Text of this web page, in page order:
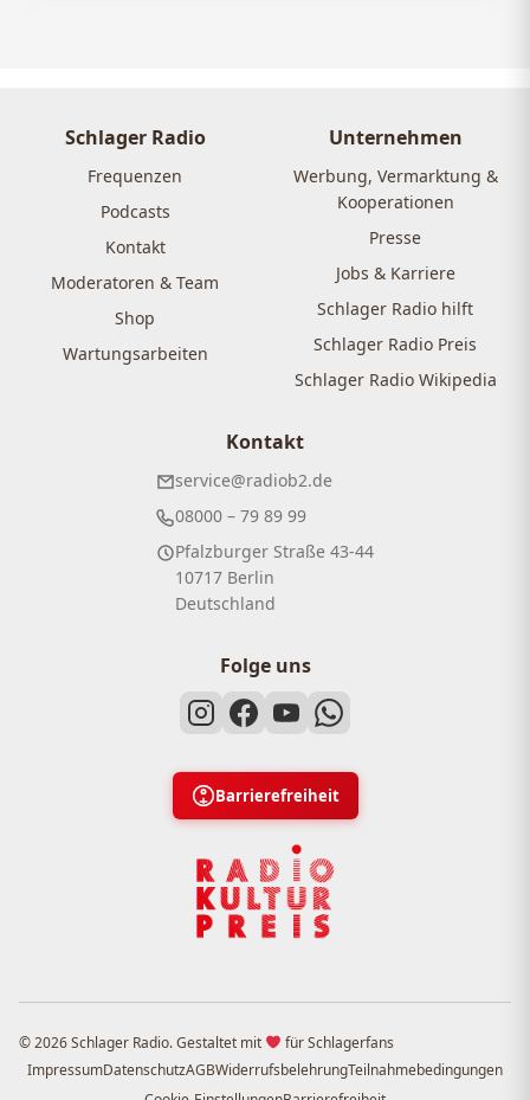
Schlager Radio
Frequenzen
Podcasts
Kontakt
Moderatoren & Team
Shop
Wartungsarbeiten
Unternehmen
Werbung, Vermarktung &
Kooperationen
Presse
Jobs & Karriere
Schlager Radio hilft
Schlager Radio Preis
Schlager Radio Wikipedia
Kontakt
service@radiob2.de
08000 – 79 89 99
Pfalzburger Straße 43-44
10717 Berlin
Deutschland
Folge uns
Barrierefreiheit
© 2026 Schlager Radio. Gestaltet mit
für Schlagerfans
ImpressumDatenschutzAGBWiderrufsbelehrungTeilnahmebedingungen